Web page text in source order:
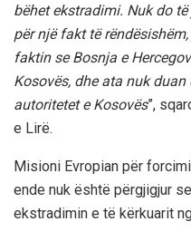
bëhet ekstradimi. Nuk do
për një fakt të
faktin se Bosnja e
Kosovës, dhe ata nuk
autoritetet e Kosovës”,
e Lirë.
Misioni Evropian për
ende nuk është përgjigjur
ekstradimin e të kërkuarit